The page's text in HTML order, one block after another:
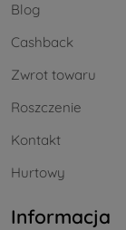
Blog
Cashback
Zwrot towaru
Roszczenie
Kontakt
Hurtowy
Informacja